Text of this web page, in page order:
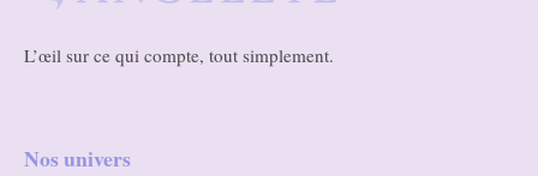
L’œil sur ce qui compte, tout simplement.
Nos univers